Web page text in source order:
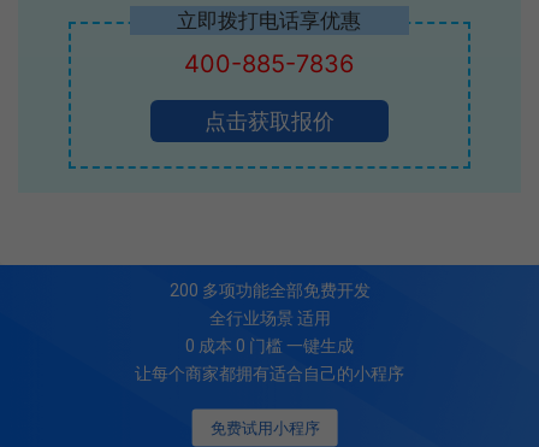
立即拨打电话享优惠
400-885-7836
点击获取报价
免费试用小程序
200 多项功能全部免费开发
全行业场景 适用
0 成本 0 门槛 一键生成
让每个商家都拥有适合自己的小程序